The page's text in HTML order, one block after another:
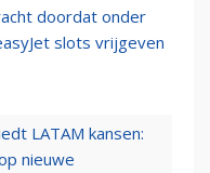
doordat onder
slots vrijgeven
LATAM kansen:
nieuwe